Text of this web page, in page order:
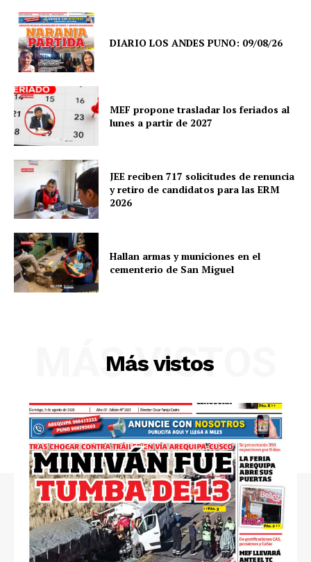
DIARIO LOS ANDES PUNO: 09/08/26
MEF propone trasladar los feriados al
lunes a partir de 2027
JEE reciben 717 solicitudes de renuncia
y retiro de candidatos para las ERM
2026
Hallan armas y municiones en el
cementerio de San Miguel
Más vistos
MÁS VISTOS